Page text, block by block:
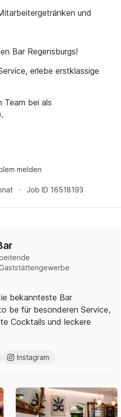
und
Bar Regensburgs!
erlebe erstklassige
Team bei als
Job ID 16518193
melden
bekannteste Bar
be für besonderen Service,
Cocktails und leckere
Instagram